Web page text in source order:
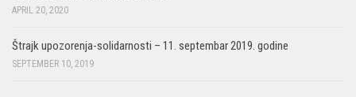
APRIL 20, 2020
Štrajk upozorenja-solidarnosti – 11. septembar 2019. godine
SEPTEMBER 10, 2019